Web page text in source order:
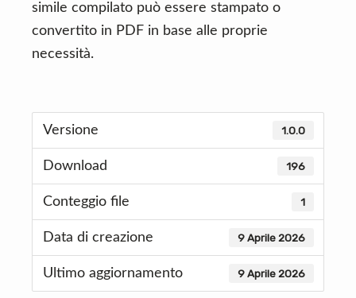
simile compilato può essere stampato o
convertito in PDF in base alle proprie
necessità.
Versione 1.0.0
Download 196
Conteggio file 1
Data di creazione 9 Aprile 2026
Ultimo aggiornamento 9 Aprile 2026